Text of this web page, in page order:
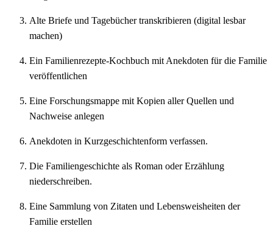
Alte Briefe und Tagebücher transkribieren (digital lesbar
machen)
Ein Familienrezepte-Kochbuch mit Anekdoten für die Familie
veröffentlichen
Eine Forschungsmappe mit Kopien aller Quellen und
Nachweise anlegen
Anekdoten in Kurzgeschichtenform verfassen.
Die Familiengeschichte als Roman oder Erzählung
niederschreiben.
Eine Sammlung von Zitaten und Lebensweisheiten der
Familie erstellen